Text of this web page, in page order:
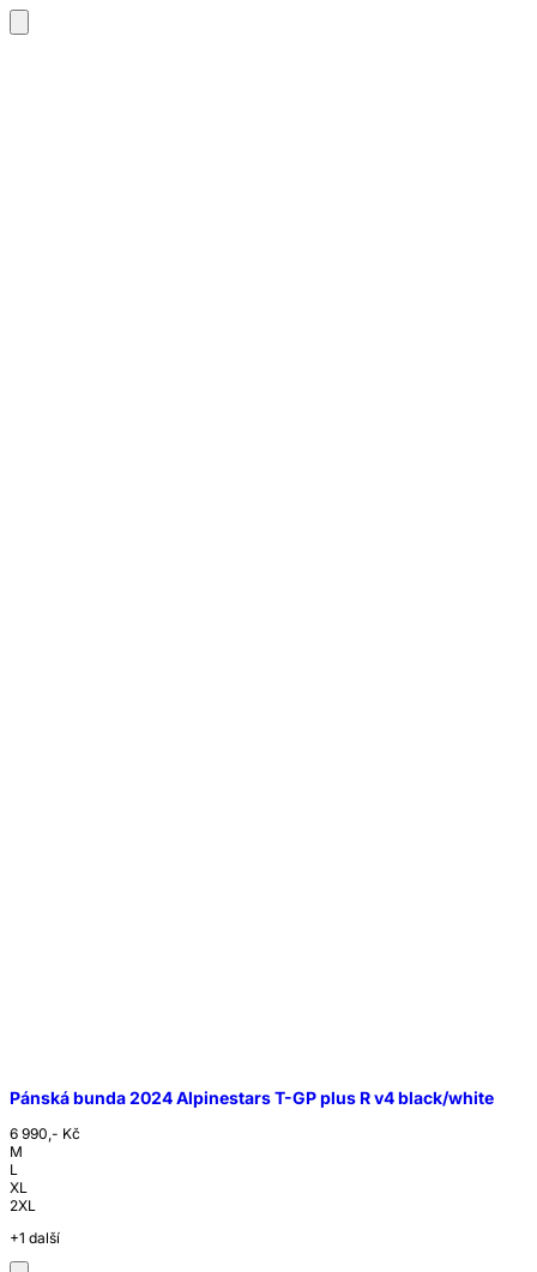
Pánská bunda 2024 Alpinestars T-GP plus R v4 black/white
6 990,- Kč
M
L
XL
2XL
+1 další